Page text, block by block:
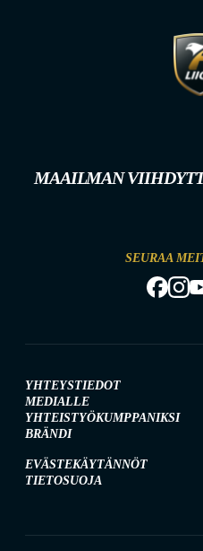
MAAILMAN
SEURAA
YHTEYSTIEDOT
MEDIALLE
YHTEISTYÖKUMPPANIKSI
BRÄNDI
EVÄSTEKÄYTÄNNÖT
TIETOSUOJA